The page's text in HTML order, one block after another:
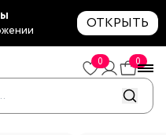
ОТКРЫТЬ
0 0